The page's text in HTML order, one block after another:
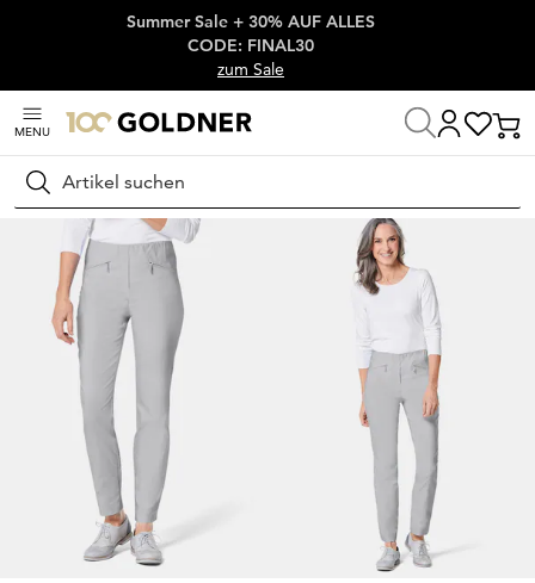
Überspringe Navigation, direkt zum Content
Summer Sale + 30% AUF ALLES
CODE: FINAL30
zum Sale
MENU
Suchen
Startseite Damenmode